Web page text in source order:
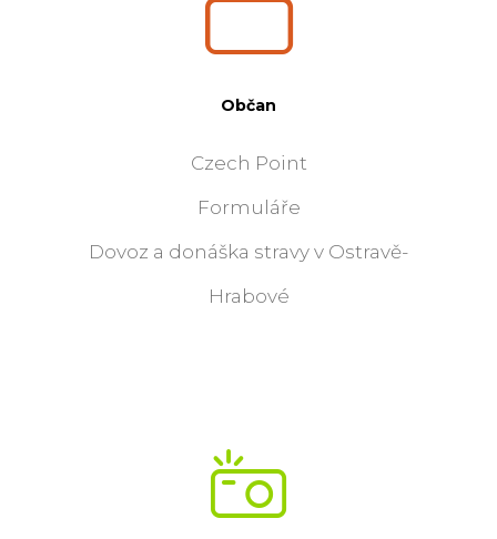
Občan
Czech Point
Formuláře
Dovoz a donáška stravy v Ostravě-
Hrabové